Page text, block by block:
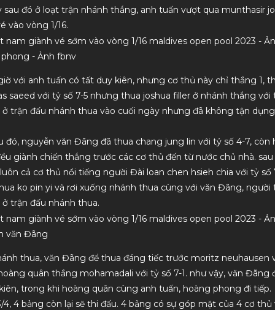
sau đó ở loạt trận nhánh thắng, anh tuấn vượt qua munthasir
vào vòng 1/16.
- Ảnh fbnv
với anh tuấn có tất duy kiên, nhưng cơ thủ này chỉ thắng 1,
saeed với tỷ số 7-5 nhưng thua joshua filler ở nhánh thắng với
ở trận đấu nhánh thua vào cuối ngày nhưng đã không tận
đó, nguyễn văn Đãng đã thua chang jung lin với tỷ số 4-7, còn
giành chiến thắng trước các cơ thủ đến từ nước chủ nhà.
cả cơ thủ nổi tiếng người Đài loan chen hsieh chia với tỷ số
ko pin yi và rơi xuống nhánh thua cùng với văn Đãng, người
trận đấu nhánh thua.
văn Đãng
thua, văn Đãng để thua đáng tiếc trước moritz neuhausen
quân thắng mohamadali với tỷ số 7-1. như vậy, văn Đãng
trong khi hoàng quân cùng anh tuấn, hoàng phong đi tiếp.
4 bảng còn lại sẽ thi đấu. 4 bảng có sự góp mặt của 4 cơ thủ
tình. Lần sau mình sẽ ủng hộ tiếp